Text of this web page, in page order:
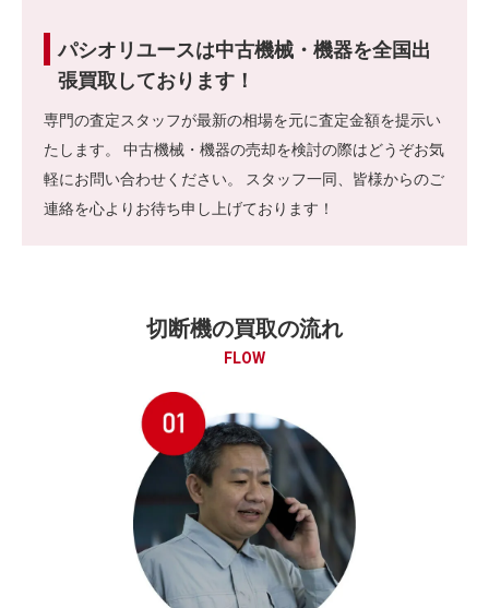
パシオリユースは中古機械・機器を全国出
張買取しております！
専門の査定スタッフが最新の相場を元に査定金額を提示い
たします。 中古機械・機器の売却を検討の際はどうぞお気
軽にお問い合わせください。 スタッフ一同、皆様からのご
連絡を心よりお待ち申し上げております！
切断機の買取の流れ
FLOW